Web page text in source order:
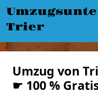
Trier
Umzug von
☛ 100 %